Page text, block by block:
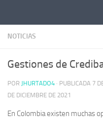
NOTICIAS
Gestiones de
POR JHURTADO4 · PUBLICADA 7
DE DICIEMBRE DE 2021
En Colombia existen muchas